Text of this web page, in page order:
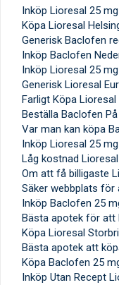
Inköp Lioresal 25
Köpa Lioresal
Generisk Baclofen
Inköp Baclofen
Inköp Lioresal 25
Generisk Lioresal
Farligt Köpa
Beställa Baclofen
Var man kan köpa
Inköp Lioresal 25
Låg kostnad
Om att få billigaste
Säker webbplats för
Inköp Baclofen 25
Bästa apotek för att
Köpa Lioresal
Bästa apotek att
Köpa Baclofen 25
Inköp Utan Recept